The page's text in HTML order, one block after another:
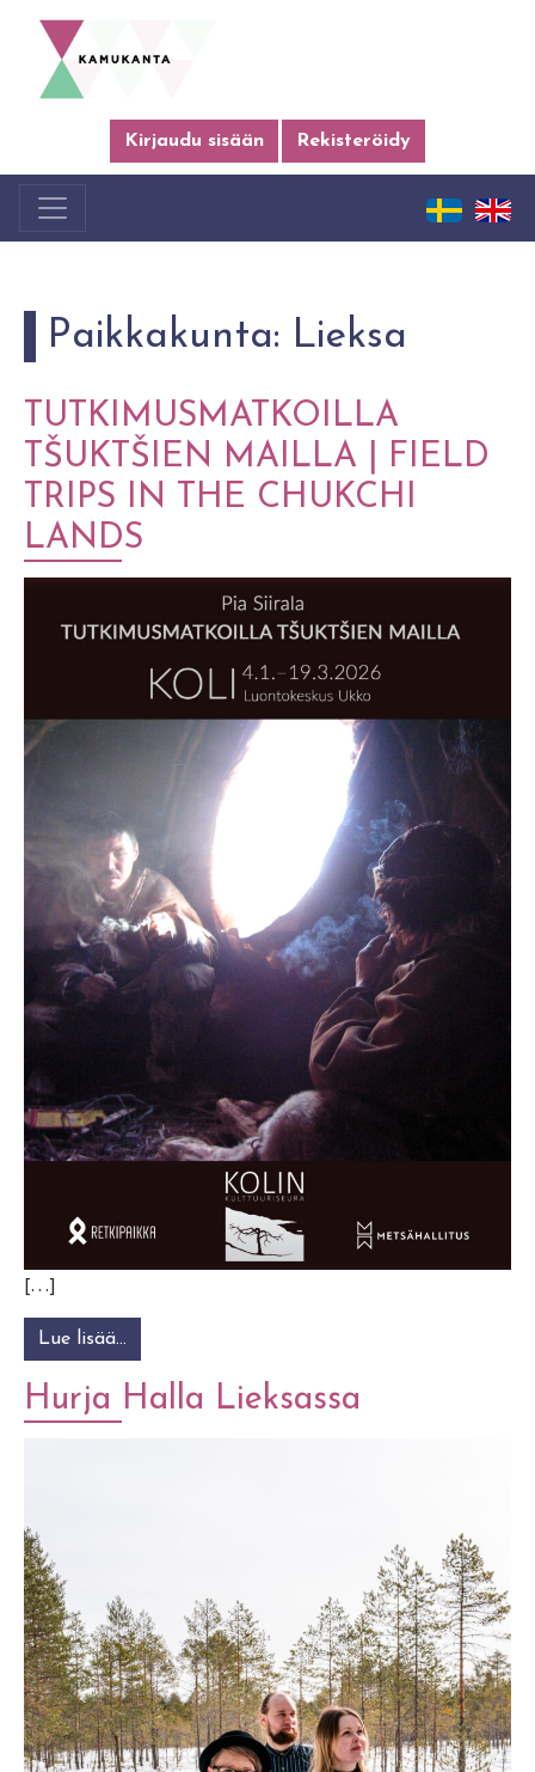
Kirjaudu sisään Rekisteröidy
Paikkakunta: Lieksa
TUTKIMUSMATKOILLA
TŠUKTŠIEN MAILLA | FIELD
TRIPS IN THE CHUKCHI
LANDS
[…]
Lue lisää…
Hurja Halla Lieksassa